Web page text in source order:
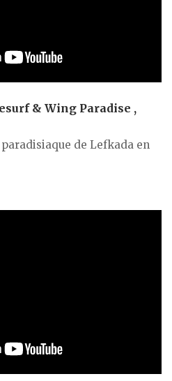
& Wing Paradise ,
de Lefkada en